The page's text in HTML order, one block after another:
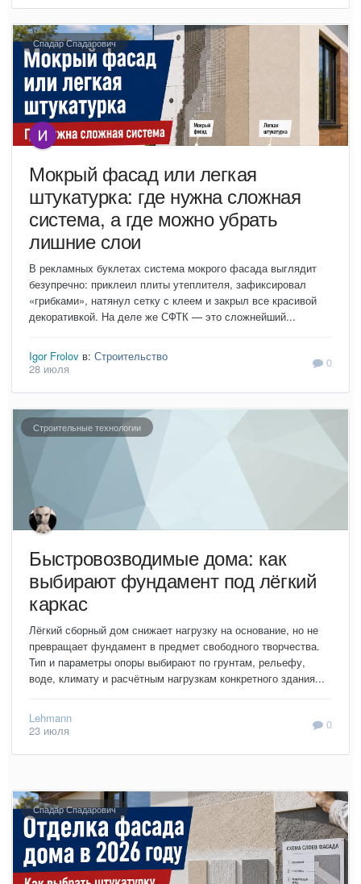
Спадар Спадарович
Мокрый фасад или легкая
штукатурка: где нужна сложная
система, а где можно убрать
лишние слои
В рекламных буклетах система мокрого фасада выглядит
безупречно: приклеил плиты утеплителя, зафиксировал
«грибками», натянул сетку с клеем и закрыл все красивой
декоративкой. На деле же СФТК — это сложнейший...
Igor Frolov в: Строительство
28 июля
0
Строительные технологии
Быстровозводимые дома: как
выбирают фундамент под лёгкий
каркас
Лёгкий сборный дом снижает нагрузку на основание, но не
превращает фундамент в предмет свободного творчества.
Тип и параметры опоры выбирают по грунтам, рельефу,
воде, климату и расчётным нагрузкам конкретного здания...
Lehmann
23 июля
0
Спадар Спадарович